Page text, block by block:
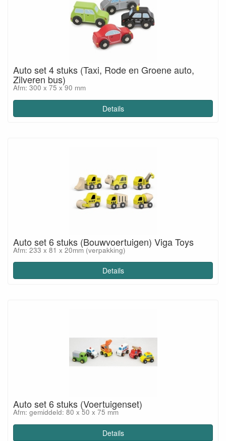
Auto set 4 stuks (Taxi, Rode en Groene auto,
Zilveren bus)
Afm: 300 x 75 x 90 mm
Details
Auto set 6 stuks (Bouwvoertuigen) Viga Toys
Afm: 233 x 81 x 20mm (verpakking)
Details
Auto set 6 stuks (Voertuigenset)
Afm: gemiddeld: 80 x 50 x 75 mm
Details